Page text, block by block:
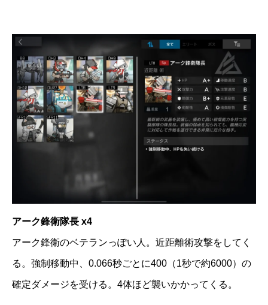
アーク鋒衛隊長 x4
アーク鋒衛のベテランっぽい人。近距離術攻撃をしてく
る。強制移動中、0.066秒ごとに400（1秒で約6000）の
確定ダメージを受ける。4体ほど襲いかかってくる。